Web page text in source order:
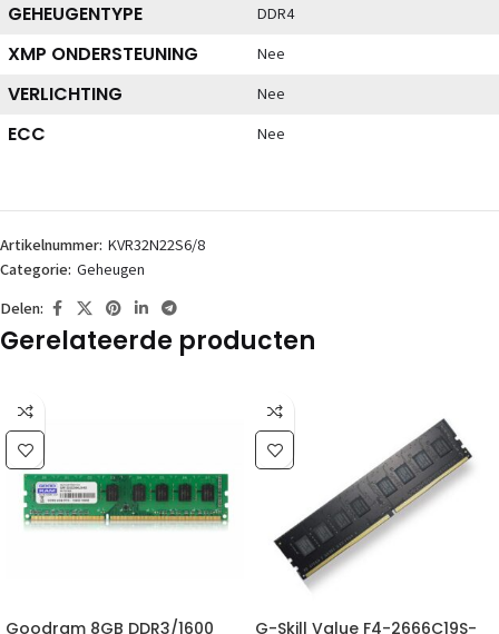
GEHEUGENTYPE DDR4
XMP ONDERSTEUNING Nee
VERLICHTING Nee
ECC Nee
Artikelnummer: KVR32N22S6/8
Categorie: Geheugen
Delen:
Gerelateerde producten
Goodram 8GB DDR3/1600
G-Skill Value F4-2666C19S-